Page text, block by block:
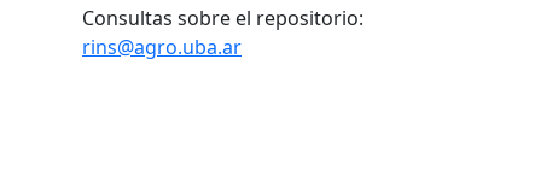
Consultas sobre el repositorio:
rins@agro.uba.ar